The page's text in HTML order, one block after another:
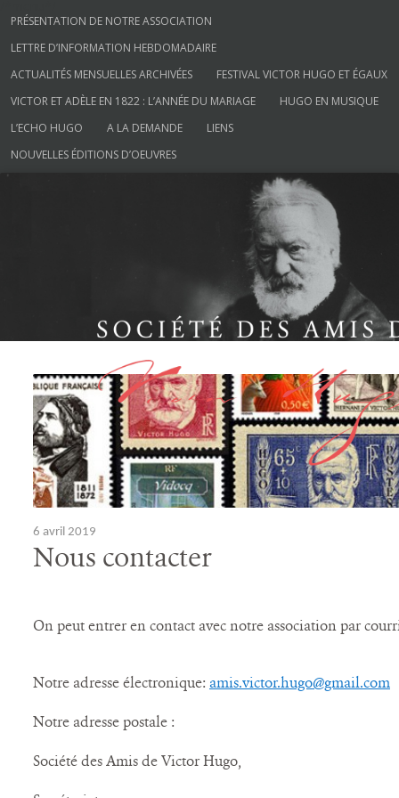
Aller au contenu
PRÉSENTATION DE NOTRE ASSOCIATION
LETTRE D’INFORMATION HEBDOMADAIRE
ACTUALITÉS MENSUELLES ARCHIVÉES
FESTIVAL VICTOR HUGO ET ÉGAUX
VICTOR ET ADÈLE EN 1822 : L’ANNÉE DU MARIAGE
HUGO EN MUSIQUE
L’ECHO HUGO
A LA DEMANDE
LIENS
NOUVELLES ÉDITIONS D’OEUVRES
Société des Amis de Victor Hugo
6 avril 2019
Nous contacter
On peut entrer en contact avec notre association par
Notre adresse électronique: amis.victor.hugo@gmail.com
Notre adresse postale :
Société des Amis de Victor Hugo,